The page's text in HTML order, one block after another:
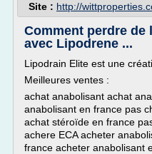
Site : http://
Comment perdre de
avec Lipodrene ...
Lipodrain Elite est une
Meilleures ventes :
achat anabolisant achat
anabolisant en france pas
achat stéroïde en france
achere ECA acheter
france acheter anabolisant